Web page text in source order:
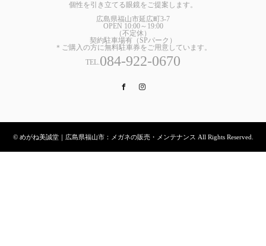
個性を引き立てる眼鏡をご提案します。
広島県福山市延広町3-7
OPEN 10:00～19:00
（不定休）
契約駐車場有（SPパーク）
＊ご購入の方に無料駐車券をご用意しています。
TEL.084-922-0670
Facebook
© めがね美誠堂｜広島県福山市：メガネの販売・メンテナンス All Rights Reserved.